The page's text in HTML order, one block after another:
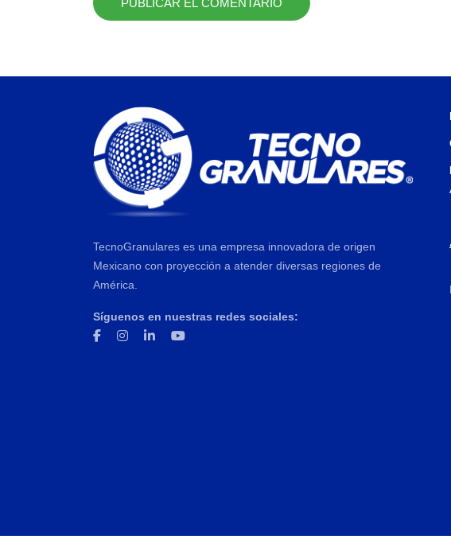
TecnoGranulares es una empresa innovadora de origen
Mexicano con proyección a atender diversas regiones de
América.
Síguenos en nuestras redes sociales: